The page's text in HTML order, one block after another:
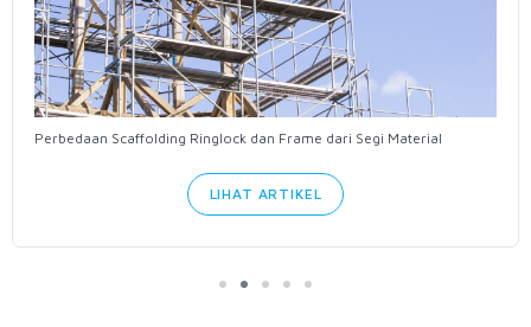
Perbedaan Scaffolding Ringlock dan Frame dari Segi Material
LIHAT ARTIKEL